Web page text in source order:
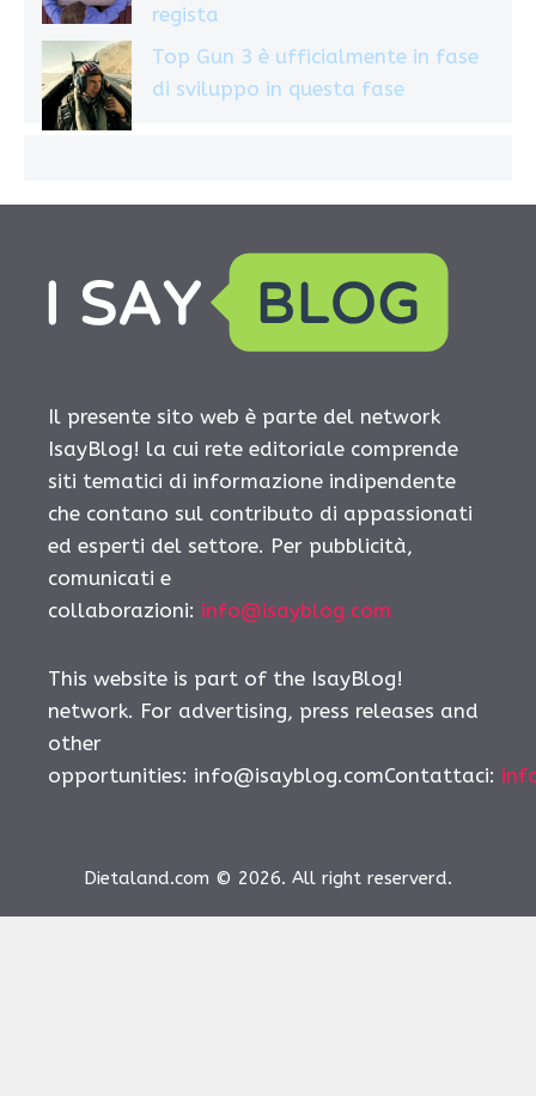
regista
Top Gun 3 è ufficialmente in fase
di sviluppo in questa fase
Il presente sito web è parte del network
IsayBlog! la cui rete editoriale comprende
siti tematici di informazione indipendente
che contano sul contributo di appassionati
ed esperti del settore. Per pubblicità,
comunicati e
collaborazioni: info@isayblog.com
This website is part of the IsayBlog!
network. For advertising, press releases and
other
opportunities: info@isayblog.comContattaci:
Dietaland.com © 2026. All right reserverd.